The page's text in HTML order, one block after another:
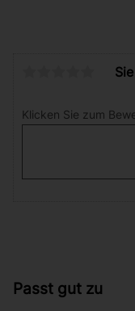
Sie
Klicken Sie zum
Passt gut zu